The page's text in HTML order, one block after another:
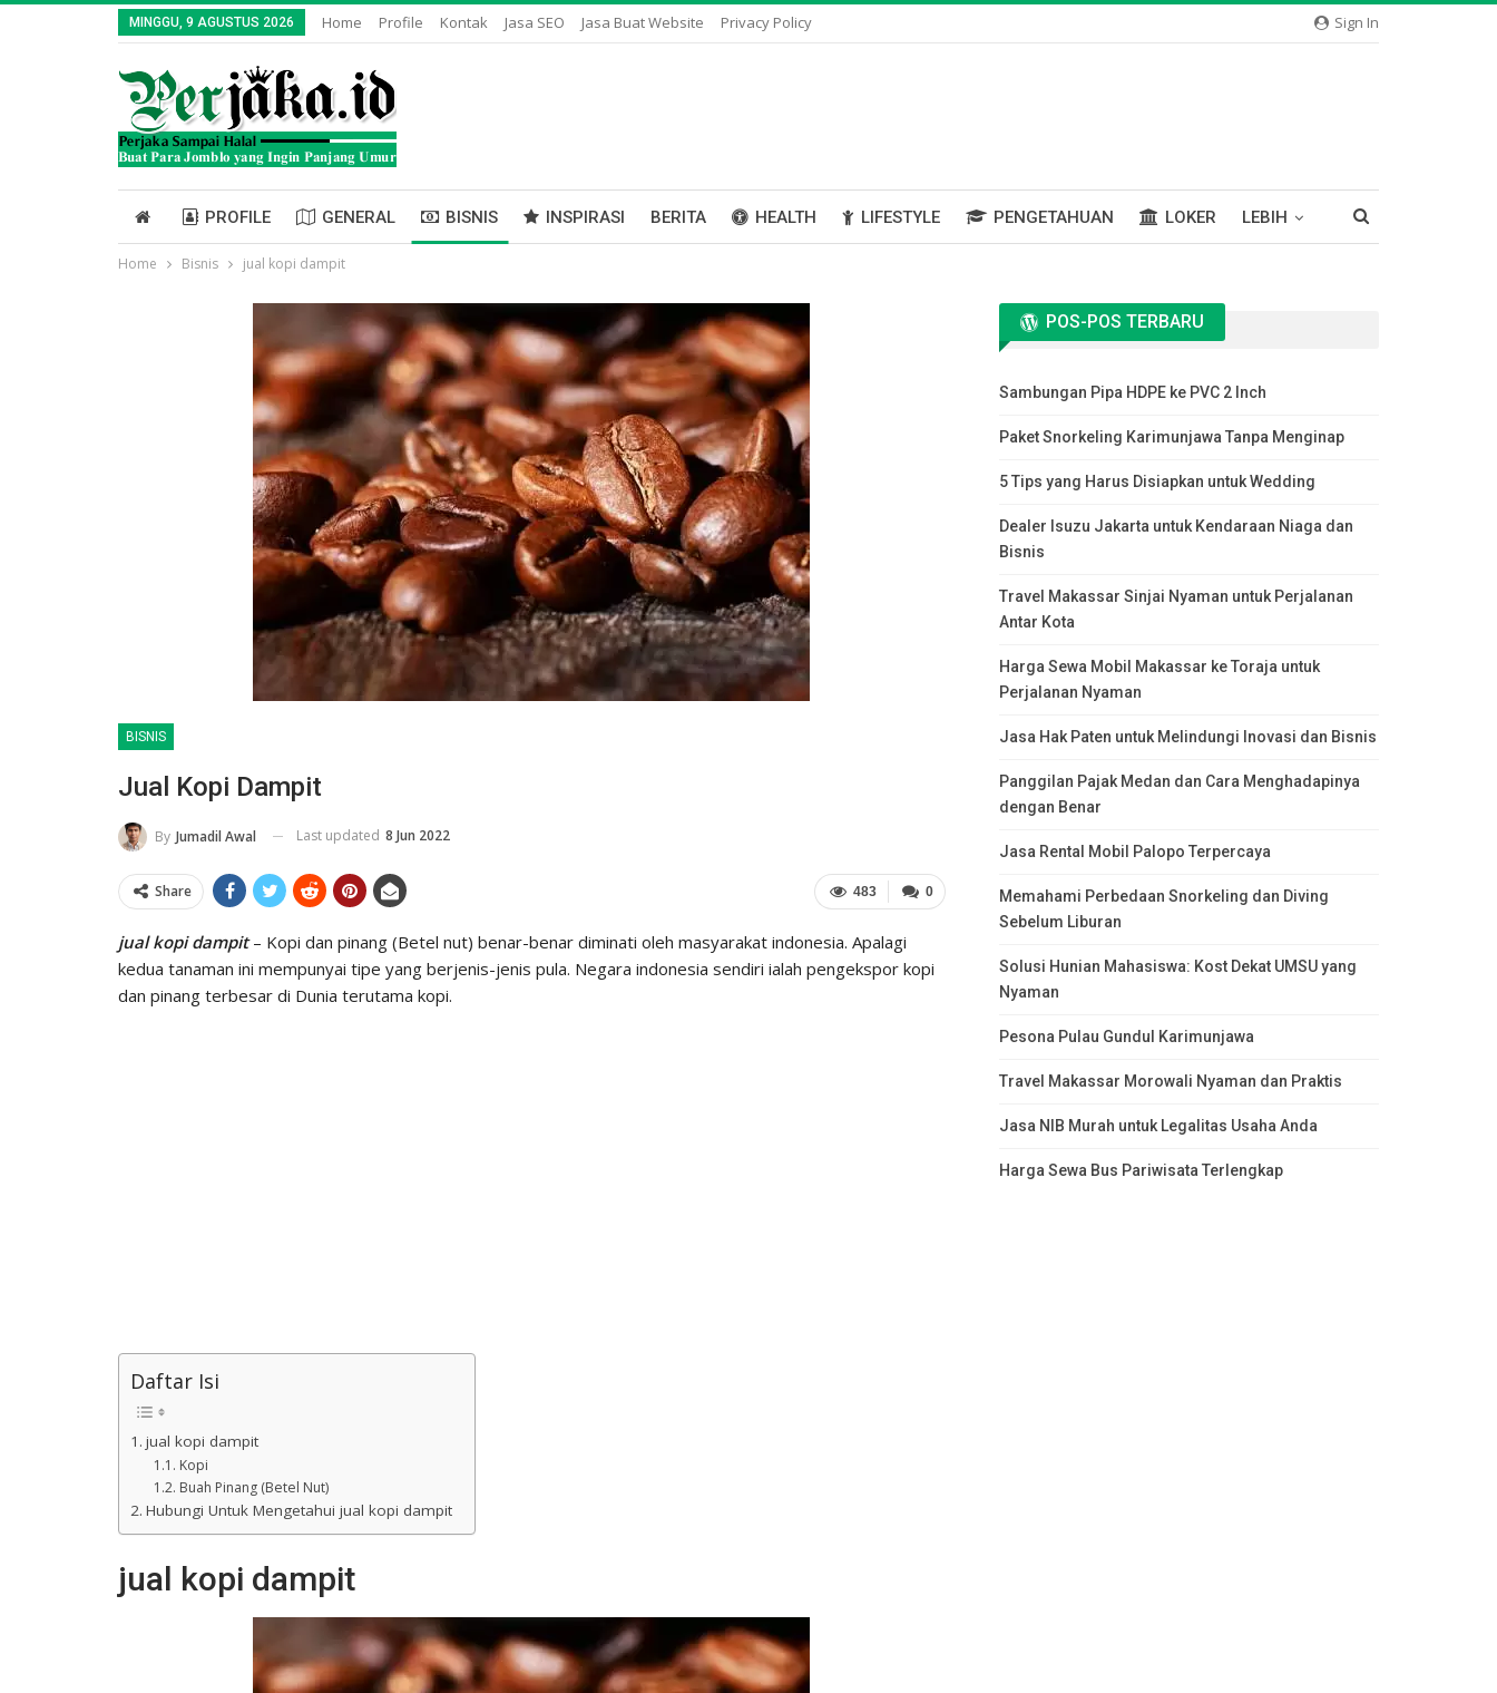
Sign In
MINGGU, 9 AGUSTUS 2026 Home Profile Kontak Jasa SEO Jasa Buat Website Privacy Policy
PROFILE GENERAL BISNIS INSPIRASI BERITA HEALTH LIFESTYLE PENGETAHUAN LOKER LEBIH
Home Bisnis jual kopi dampit
BISNIS
Jual Kopi Dampit
By Jumadil Awal Last updated 8 Jun 2022
0
483
Share
jual kopi dampit– Kopi dan pinang (Betel nut) benar-benar diminati oleh masyarakat indonesia. Apalagi
kedua tanaman ini mempunyai tipe yang berjenis-jenis pula. Negara indonesia sendiri ialah pengekspor kopi
dan pinang terbesar di Dunia terutama kopi.
Daftar Isi
jual kopi dampit
Kopi
Buah Pinang (Betel Nut)
Hubungi Untuk Mengetahui jual kopi dampit
jual kopi dampit
POS-POS TERBARU
Sambungan Pipa HDPE ke PVC 2 Inch
Paket Snorkeling Karimunjawa Tanpa Menginap
5 Tips yang Harus Disiapkan untuk Wedding
Dealer Isuzu Jakarta untuk Kendaraan Niaga dan
Bisnis
Travel Makassar Sinjai Nyaman untuk Perjalanan
Antar Kota
Harga Sewa Mobil Makassar ke Toraja untuk
Perjalanan Nyaman
Jasa Hak Paten untuk Melindungi Inovasi dan Bisnis
Panggilan Pajak Medan dan Cara Menghadapinya
dengan Benar
Jasa Rental Mobil Palopo Terpercaya
Memahami Perbedaan Snorkeling dan Diving
Sebelum Liburan
Solusi Hunian Mahasiswa: Kost Dekat UMSU yang
Nyaman
Pesona Pulau Gundul Karimunjawa
Travel Makassar Morowali Nyaman dan Praktis
Jasa NIB Murah untuk Legalitas Usaha Anda
Harga Sewa Bus Pariwisata Terlengkap